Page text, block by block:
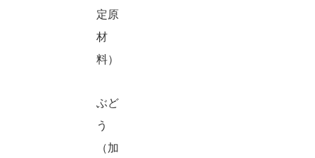
定原
材
料）
ぶど
う
（加